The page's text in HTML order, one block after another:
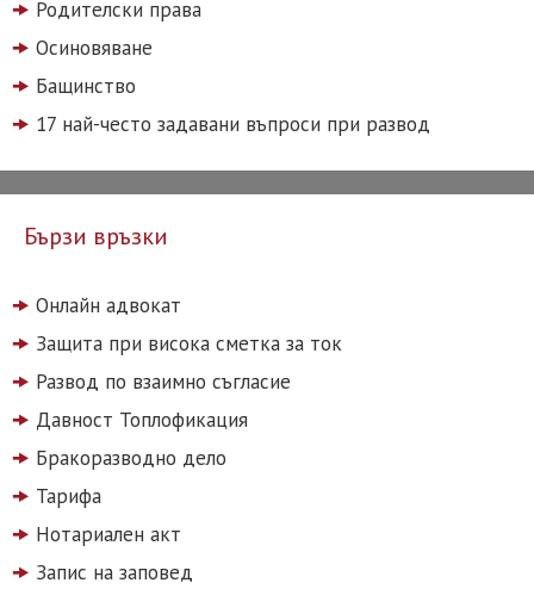
Родителски права
Осиновяване
Бащинство
17 най-често задавани въпроси при развод
Бързи връзки
Онлайн адвокат
Защита при висока сметка за ток
Развод по взаимно съгласие
Давност Топлофикация
Бракоразводно дело
Тарифа
Нотариален акт
Запис на заповед